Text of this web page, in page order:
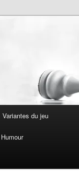
Variantes du jeu
Humour